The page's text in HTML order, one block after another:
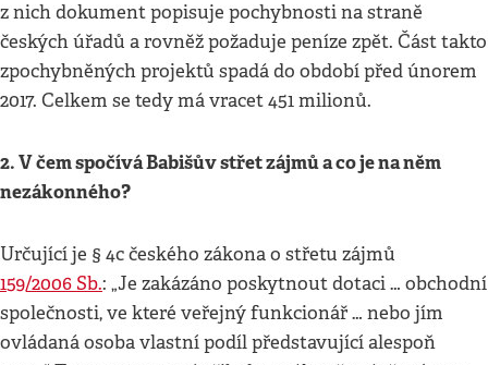
z nich dokument popisuje pochybnosti na straně
českých úřadů a rovněž požaduje peníze zpět. Část takto
zpochybněných projektů spadá do období před únorem
2017. Celkem se tedy má vracet 451 milionů.
2. V čem spočívá Babišův střet zájmů a co je na něm
nezákonného?
Určující je § 4c českého zákona o střetu zájmů
159/2006 Sb.: „Je zakázáno poskytnout dotaci … obchodní
společnosti, ve které veřejný funkcionář … nebo jím
ovládaná osoba vlastní podíl představující alespoň